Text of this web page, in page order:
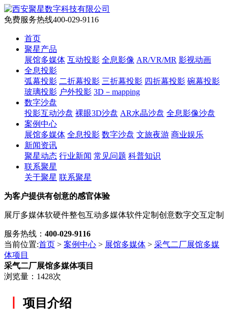
免费服务热线400-029-9116
首页
聚星产品
展馆多媒体 互动投影 全息影像 AR/VR/MR 影视动画
全息投影
弧幕投影 二折幕投影 三折幕投影 四折幕投影 碗幕投影
玻璃投影 户外投影 3D－mapping
数字沙盘
投影互动沙盘 裸眼3D沙盘 AR水晶沙盘 全息影像沙盘
案例中心
展馆多媒体 全息投影 数字沙盘 文旅夜游 商业娱乐
新闻资讯
聚星动态 行业新闻 常见问题 科普知识
联系聚星
关于聚星 联系聚星
为客户提供有创意的感官体验
展厅多媒体软硬件整包互动多媒体软件定制 创意数字交互定制
服务热线： 400-029-9116
当前位置:首页 > 案例中心 > 展馆多媒体 > 采气二厂展馆多媒
体项目
采气二厂展馆多媒体项目
浏览量：1428次
项目介绍